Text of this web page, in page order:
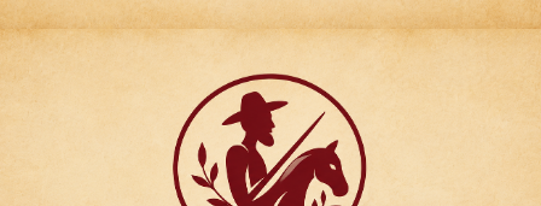
Articulos para
Regalo Torfer.